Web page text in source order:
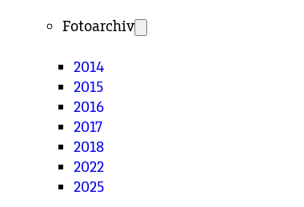
Fotoarchiv
2014
2015
2016
2017
2018
2022
2025